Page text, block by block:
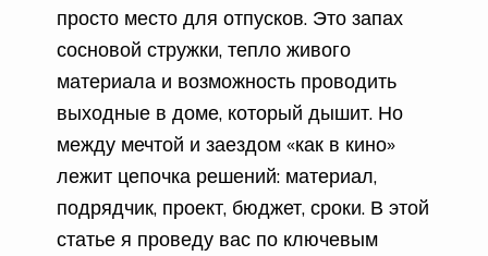
просто место для отпусков. Это запах
сосновой стружки, тепло живого
материала и возможность проводить
выходные в доме, который дышит. Но
между мечтой и заездом «как в кино»
лежит цепочка решений: материал,
подрядчик, проект, бюджет, сроки. В этой
статье я проведу вас по ключевым